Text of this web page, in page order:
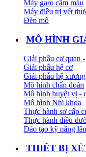
Máy garo cầm máu
Máy điều trị vết
Đèn mổ
MÔ HÌNH
Giải phẫu cơ quan
Giải phẫu hệ cơ
Giải phẫu hệ xương
Mô hình chẩn đoán
Mô hình huyệt vị -
Mô hình Nhi khoa
Thực hành sơ cấp
Thực hành điều
Đào tạo kỹ năng
THIẾT BỊ